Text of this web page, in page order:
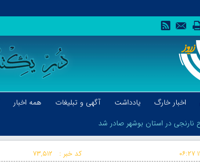
اخبار خارگ یادداشت آگهی و تبلیغات همه اخبار
در استان بوشهر صادر شد
کد خبر : ۷۳,۵۱۲ ۰۶:۲۷